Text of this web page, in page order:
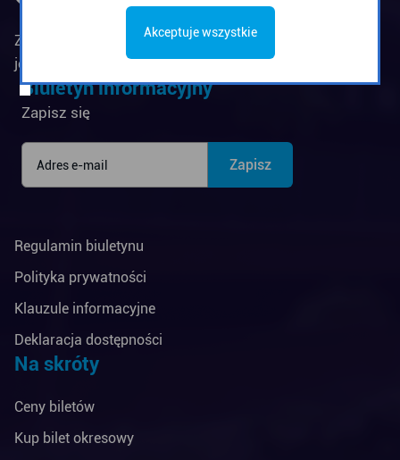
Zarząd Komunikacji Miejskiej w Gdyni jest
jednostką budżetową Miasta Gdyni
Biuletyn informacyjny
Zapisz się
Regulamin biuletynu
Polityka prywatności
Klauzule informacyjne
Deklaracja dostępności
Na skróty
Ceny biletów
Kup bilet okresowy
Akceptuje wszystkie